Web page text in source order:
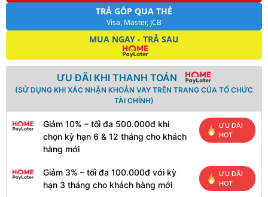
TRẢ GÓP QUA THẺ
Visa, Master, JCB
MUA NGAY - TRẢ SAU
ƯU ĐÃI KHI THANH TOÁN
(SỬ DỤNG KHI XÁC NHẬN KHOẢN VAY TRÊN TRANG CỦA TỔ CHỨC
TÀI CHÍNH)
Giảm 10% – tối đa 500.000đ khi
chọn kỳ hạn 6 & 12 tháng cho khách
hàng mới
ƯU ĐÃI
HOT
Giảm 3% – tối đa 100.000đ với kỳ
hạn 3 tháng cho khách hàng mới
ƯU ĐÃI
HOT